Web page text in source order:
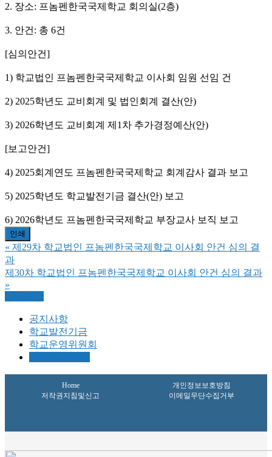
2. 장소: 프놈펜한국국제학교 회의실(2층)
3. 안건: 총 6건
[심의안건]
1) 학교법인 프놈펜한국국제학교 이사회 임원 선임 건
2) 2025학년도 교비회계 및 법인회계 결산(안)
3) 2026학년도 교비회계 제1차 추가경정예산(안)
[보고안건]
4) 2025회계연도 프놈펜한국국제학교 회계감사 결과 보고
5) 2025학년도 학교발전기금 결산(안) 보고
6) 2026학년도 프놈펜한국국제학교 부장교사 보직 보고
인쇄
« 제29차 학교법인 프놈펜한국국제학교 이사회 안건 심의 결
과
제30차 학교법인 프놈펜한국국제학교 이사회 안건 심의 결과
»
공지사항
학교발전기금
학교운영위원회
Home
개인정보보호방침
저작권지침및신고
이메일무단수집거부